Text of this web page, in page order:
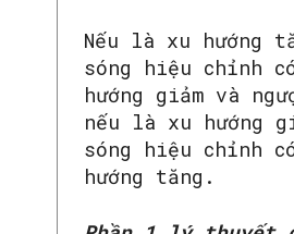
Nếu là xu hướng
sóng hiệu chỉnh
hướng giảm và
nếu là xu hướng
sóng hiệu chỉnh
hướng tăng.